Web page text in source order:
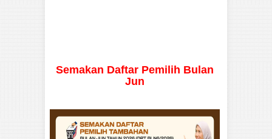
Semakan Daftar Pemilih Bulan
Jun